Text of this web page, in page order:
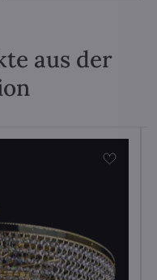
aus der